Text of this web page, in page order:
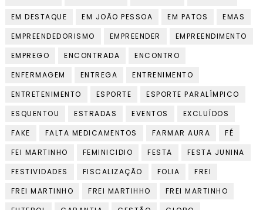
EM DESTAQUE
EM JOÃO PESSOA EM PATOS
EMAS
EMPREENDEDORISMO
EMPREENDER
EMPREENDIMENTO
EMPREGO
ENCONTRADA
ENCONTRO
ENFERMAGEM
ENTREGA
ENTRENIMENTO
ENTRETENIMENTO
ESPORTE
ESPORTE PARALÍMPICO
ESQUENTOU
ESTRADAS EVENTOS
EXCLUÍDOS
FAKE
FALTA MEDICAMENTOS FARMAR AURA
FÉ
FEI MARTINHO
FEMINICIDIO FESTA
FESTA JUNINA
FESTIVIDADES
FISCALIZAÇÃO FOLIA
FREI
FREI MARTINHO
FREI MARTIHHO
FREI MARTINHO